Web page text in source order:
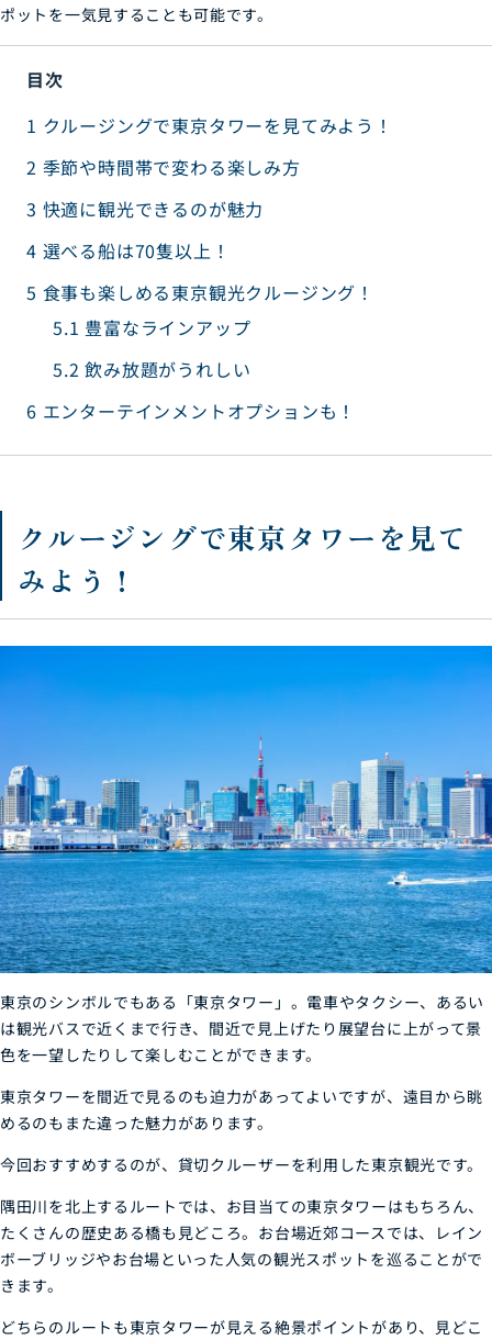
ポットを一気見することも可能です。
目次
1 クルージングで東京タワーを見てみよう！
2 季節や時間帯で変わる楽しみ方
3 快適に観光できるのが魅力
4 選べる船は70隻以上！
5 食事も楽しめる東京観光クルージング！
5.1 豊富なラインアップ
5.2 飲み放題がうれしい
6 エンターテインメントオプションも！
クルージングで東京タワーを見て
みよう！
東京のシンボルでもある「東京タワー」。電車やタクシー、あるい
は観光バスで近くまで行き、間近で見上げたり展望台に上がって景
色を一望したりして楽しむことができます。
東京タワーを間近で見るのも迫力があってよいですが、遠目から眺
めるのもまた違った魅力があります。
今回おすすめするのが、貸切クルーザーを利用した東京観光です。
隅田川を北上するルートでは、お目当ての東京タワーはもちろん、
たくさんの歴史ある橋も見どころ。お台場近郊コースでは、レイン
ボーブリッジやお台場といった人気の観光スポットを巡ることがで
きます。
どちらのルートも東京タワーが見える絶景ポイントがあり、見どこ